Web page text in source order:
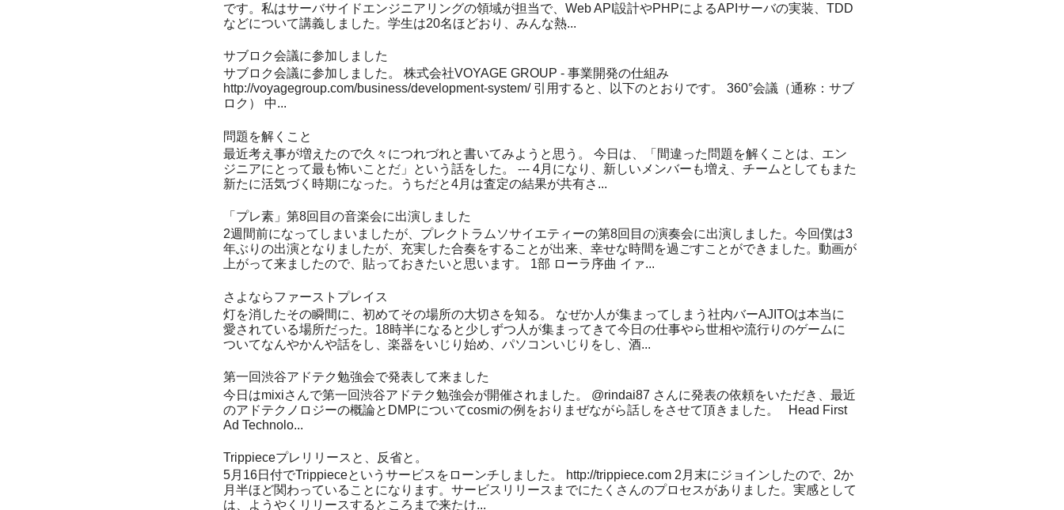
です。私はサーバサイドエンジニアリングの領域が担当で、Web API設計やPHPによるAPIサーバの実装、TDD
などについて講義しました。学生は20名ほどおり、みんな熱...
サブロク会議に参加しました
サブロク会議に参加しました。 株式会社VOYAGE GROUP - 事業開発の仕組み
http://voyagegroup.com/business/development-system/ 引用すると、以下のとおりです。 360°会議（通称：サブ
ロク） 中...
問題を解くこと
最近考え事が増えたので久々につれづれと書いてみようと思う。 今日は、「間違った問題を解くことは、エン
ジニアにとって最も怖いことだ」という話をした。 --- 4月になり、新しいメンバーも増え、チームとしてもまた
新たに活気づく時期になった。うちだと4月は査定の結果が共有さ...
「プレ素」第8回目の音楽会に出演しました
2週間前になってしまいましたが、プレクトラムソサイエティーの第8回目の演奏会に出演しました。今回僕は3
年ぶりの出演となりましたが、充実した合奏をすることが出来、幸せな時間を過ごすことができました。動画が
上がって来ましたので、貼っておきたいと思います。 1部 ローラ序曲 イァ...
さよならファーストプレイス
灯を消したその瞬間に、初めてその場所の大切さを知る。 なぜか人が集まってしまう社内バーAJITOは本当に
愛されている場所だった。18時半になると少しずつ人が集まってきて今日の仕事やら世相や流行りのゲームに
ついてなんやかんや話をし、楽器をいじり始め、パソコンいじりをし、酒...
第一回渋谷アドテク勉強会で発表して来ました
今日はmixiさんで第一回渋谷アドテク勉強会が開催されました。 @rindai87 さんに発表の依頼をいただき、最近
のアドテクノロジーの概論とDMPについてcosmiの例をおりまぜながら話しをさせて頂きました。 Head First
Ad Technolo...
Trippieceプレリリースと、反省と。
5月16日付でTrippieceというサービスをローンチしました。 http://trippiece.com 2月末にジョインしたので、2か
月半ほど関わっていることになります。サービスリリースまでにたくさんのプロセスがありました。実感として
は、ようやくリリースするところまで来たけ...